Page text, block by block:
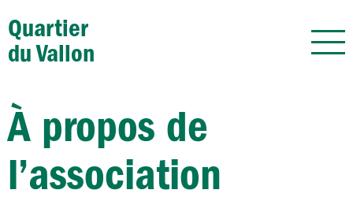
Quartier
du Vallon
À propos de
l’association